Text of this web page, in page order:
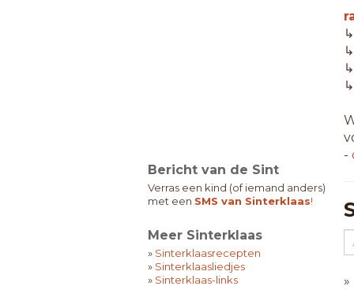
Bericht van de Sint
Verras een kind (of iemand anders)
met een SMS van Sinterklaas!
Meer Sinterklaas
» Sinterklaasrecepten
» Sinterklaasliedjes
» Sinterklaas-links
↳
↳
↳
-